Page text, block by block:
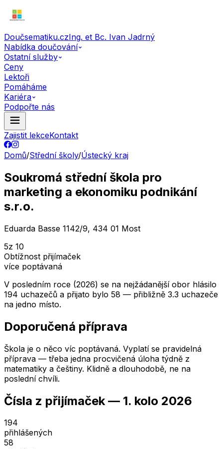
Doučsematiku.czIng. et Bc. Ivan Jadrný
Nabídka doučování
Ostatní služby
Ceny
Lektoři
Pomáháme
Kariéra
Podpořte nás
Zajistit lekceKontakt
Domů/Střední školy/Ústecký kraj
Soukromá střední škola pro
marketing a ekonomiku podnikání
s.r.o.
Eduarda Basse 1142/9, 434 01 Most
5z 10
Obtížnost přijímaček
více poptávaná
V posledním roce (2026) se na nejžádanější obor hlásilo
194 uchazečů a přijato bylo 58 — přibližně 3.3 uchazeče
na jedno místo.
Doporučená příprava
Škola je o něco víc poptávaná. Vyplatí se pravidelná
příprava — třeba jedna procvičená úloha týdně z
matematiky a češtiny. Klidně a dlouhodobě, ne na
poslední chvíli.
Čísla z přijímaček — 1. kolo 2026
194
přihlášených
58